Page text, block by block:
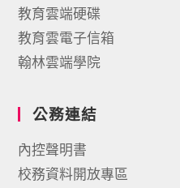
教育雲端硬碟
教育雲電子信箱
翰林雲端學院
公務連結
內控聲明書
校務資料開放專區